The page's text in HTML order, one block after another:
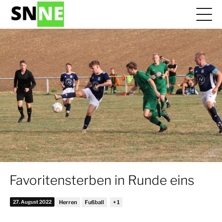
Favoritensterben in Runde eins
27. August 2022 Herren Fußball